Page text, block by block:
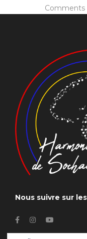
Comments
Nous suivre sur